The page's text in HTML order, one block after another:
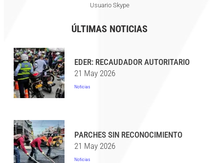
ÚLTIMAS NOTICIAS
EDER: RECAUDADOR AUTORITARIO
21 May 2026
Noticias
PARCHES SIN RECONOCIMIENTO
21 May 2026
Noticias
Usuario Skype